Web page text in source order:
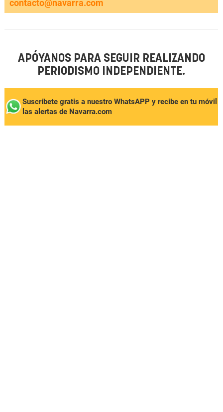
contacto@navarra.com
APÓYANOS PARA SEGUIR REALIZANDO
PERIODISMO INDEPENDIENTE.
Suscríbete gratis a nuestro WhatsAPP y recibe en tu móvil
las alertas de Navarra.com